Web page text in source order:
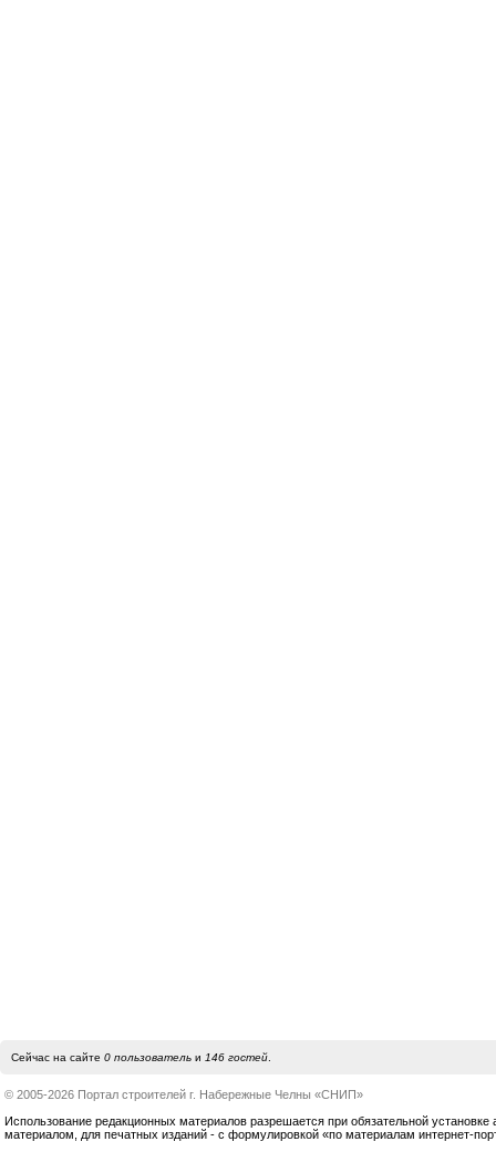
Сейчас на сайте 0 пользовательи 146 гостей.
© 2005-2026 Портал строителей г. Набережные Челны «СНИП»
Использование редакционных материалов разрешается при обязательной установке
материалом, для печатных изданий - с формулировкой «по материалам интернет-